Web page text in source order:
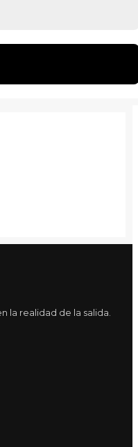
la realidad de la salida.